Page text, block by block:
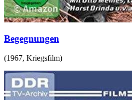
Begegnungen
(1967, Kriegsfilm)